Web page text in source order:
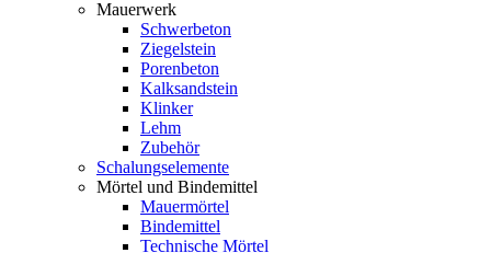
Mauerwerk
Schwerbeton
Ziegelstein
Porenbeton
Kalksandstein
Klinker
Lehm
Zubehör
Schalungselemente
Mörtel und Bindemittel
Mauermörtel
Bindemittel
Technische Mörtel